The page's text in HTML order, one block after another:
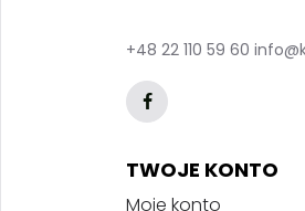
+48 22 110 59 60
TWOJE KONTO
Moje konto